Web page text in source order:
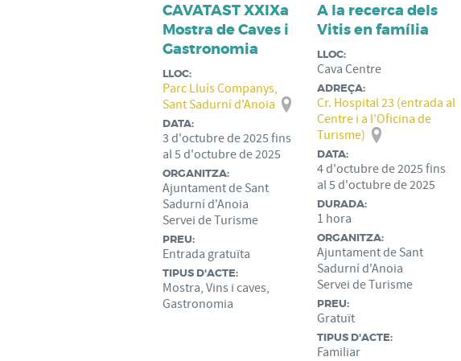
CAVATAST XXIXa
Mostra de Caves i
Gastronomia
LLOC:
Parc Lluís Companys,
Sant Sadurní d'Anoia
DATA:
3 d'octubrede2025 fins
al5 d'octubrede2025
ORGANITZA:
Ajuntament de Sant
Sadurní d'Anoia
Servei de Turisme
PREU:
Entrada gratuïta
TIPUS D'ACTE:
Mostra, Vins i caves,
Gastronomia
A la recerca dels
Vitis en família
LLOC:
Cava Centre
ADREÇA:
Cr. Hospital 23 (entrada al
Centre i a l'Oficina de
Turisme)
DATA:
4d'octubrede2025 fins
al5 d'octubrede2025
DURADA:
1 hora
ORGANITZA:
Ajuntament de Sant
Sadurní d'Anoia
Servei de Turisme
PREU:
Gratuït
TIPUS D'ACTE:
Familiar